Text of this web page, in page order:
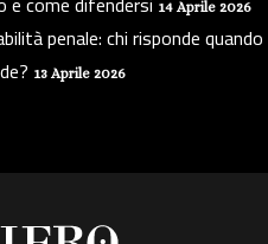
14 Aprile 2026
penale: chi risponde quando
13 Aprile 2026